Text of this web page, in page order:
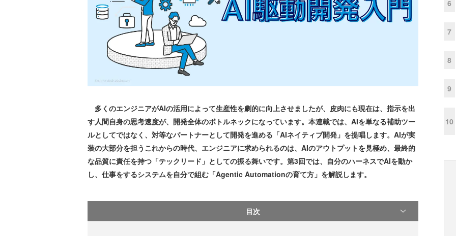
多くのエンジニアがAIの活用によって生産性を劇的に向上させましたが、皮肉にも現在は、指示を出
す人間自身の思考速度が、開発全体のボトルネックになっています。本連載では、AIを単なる補助ツー
ルとしてではなく、対等なパートナーとして開発を進める「AIネイティブ開発」を提唱します。AIが実
装の大部分を担うこれからの時代、エンジニアに求められるのは、AIのアウトプットを見極め、最終的
な品質に責任を持つ「テックリード」としての振る舞いです。第3回では、自分のハーネスでAIを動か
し、仕事をするシステムを自分で組む「Agentic Automationの育て方」を解説します。
目次
6
7
8
9
10